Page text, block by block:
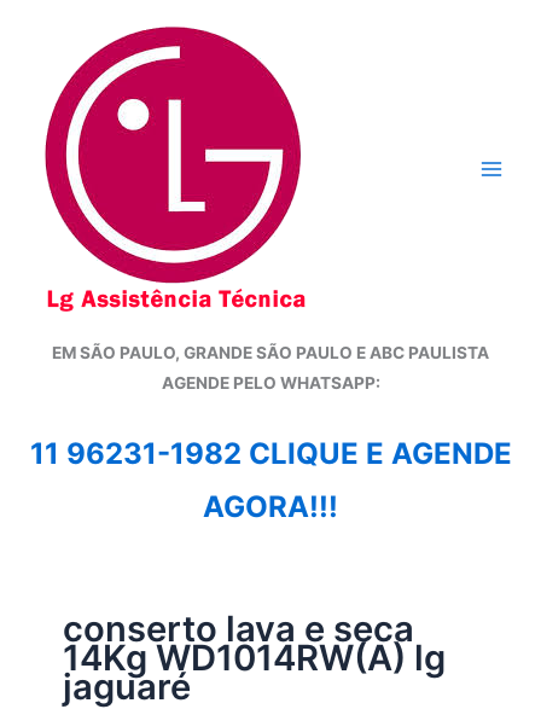
conteúdo
EM SÃO PAULO, GRANDE SÃO PAULO E ABC PAULISTA
AGENDE PELO WHATSAPP:
11 96231-1982 CLIQUE E AGENDE
AGORA!!!
conserto lava e seca
14Kg WD1014RW(A) lg
jaguaré